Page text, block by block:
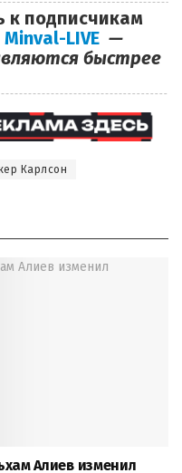
к подписчикам
LIVE —
быстрее
Карлсон
Алиев изменил